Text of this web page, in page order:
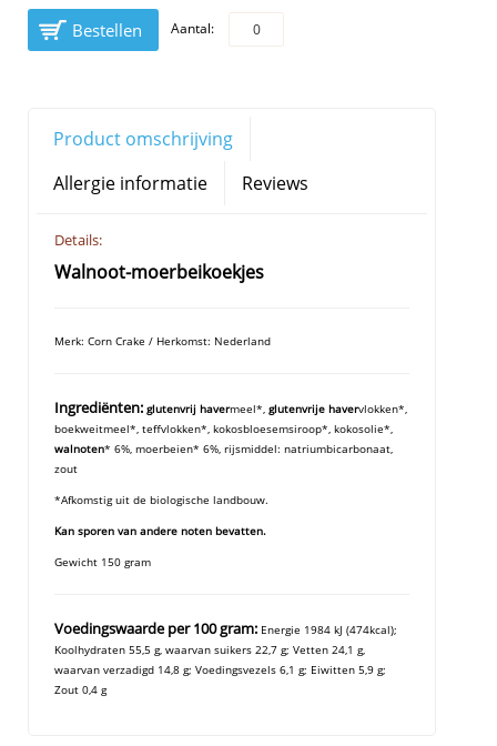
Bestellen Aantal:
Product omschrijving
Allergie informatie
Reviews
Details:
Walnoot-moerbeikoekjes
Merk: Corn Crake / Herkomst: Nederland
Ingrediënten: glutenvrij havermeel*, glutenvrije havervlokken*,
boekweitmeel*, teffvlokken*, kokosbloesemsiroop*, kokosolie*,
walnoten* 6%, moerbeien* 6%, rijsmiddel: natriumbicarbonaat,
zout
*Afkomstig uit de biologische landbouw.
Kan sporen van andere noten bevatten.
Gewicht 150 gram
Voedingswaarde per 100 gram: Energie 1984 kJ (474kcal);
Koolhydraten 55,5 g, waarvan suikers 22,7 g; Vetten 24,1 g,
waarvan verzadigd 14,8 g; Voedingsvezels 6,1 g; Eiwitten 5,9 g;
Zout 0,4 g